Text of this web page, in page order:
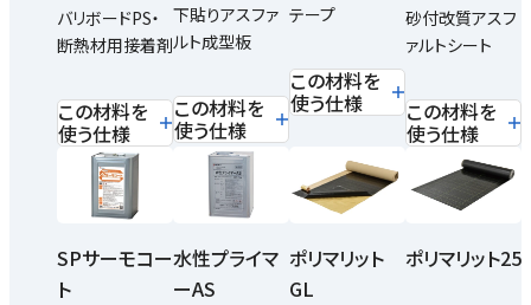
バリボードPS・
断熱材用接着剤
この材料を
使う仕様
下貼りアスファ
ルト成型板
この材料を
使う仕様
テープ
この材料を
使う仕様
砂付改質アスフ
ァルトシート
この材料を
使う仕様
SPサーモコー
ト
水性プライマ
ーAS
ポリマリット
GL
ポリマリット25